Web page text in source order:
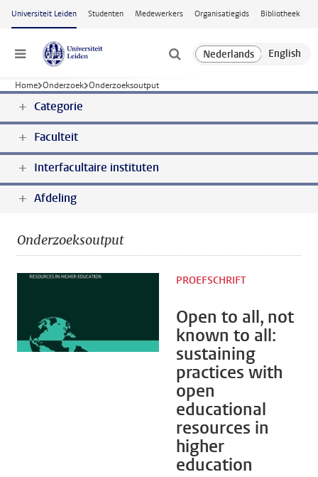
Ga naar hoofdinhoud
Universiteit Leiden Studenten Medewerkers Organisatiegids Bibliotheek
Menu
Home Onderzoek Onderzoeksoutput
Categorie
Faculteit
Interfacultaire instituten
Afdeling
Onderzoeksoutput
Open to all, not
known to all:
sustaining
practices with
open
educational
resources in
higher
education
PROEFSCHRIFT